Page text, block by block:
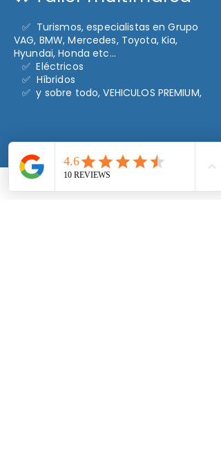
✅ Turismos, especialistas en Grupo
VAG, BMW, Mercedes, Toyota, Kia,
Hyundai, Honda etc...
✅Eléctricos
✅ Híbridos
✅y sobre todo,VEHICULOS PREMIUM,
“LO QUE DICEN NUESTROS
CLIENTES EN GOOGLE SOBRE
MOTORPASION3C”